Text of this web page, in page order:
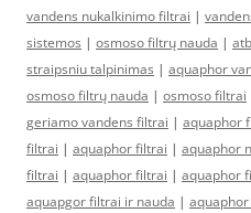
vandens nukalkinimo filtrai |
sistemos | osmoso filtrų nauda |
straipsniu talpinimas | aquaphor
osmoso filtrų nauda | osmoso filtrai
geriamo vandens filtrai | aquaphor
filtrai | aquaphor filtrai | aquaphor
filtrai | aquaphor filtrai | aquaphor
aquapgor filtrai ir nauda |